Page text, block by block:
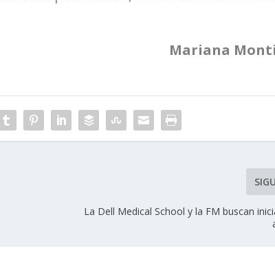
Mariana
La Dell Medical School y la FM buscan